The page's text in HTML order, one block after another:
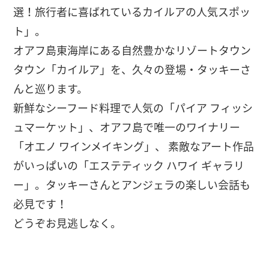
選！旅行者に喜ばれているカイルアの人気スポッ
ト」。
オアフ島東海岸にある自然豊かなリゾートタウン
タウン「カイルア」を、久々の登場・タッキーさ
んと巡ります。
新鮮なシーフード料理で人気の「パイア フィッシ
ュマーケット」、オアフ島で唯一のワイナリー
「オエノ ワインメイキング」、 素敵なアート作品
がいっぱいの「エステティック ハワイ ギャラリ
ー」。タッキーさんとアンジェラの楽しい会話も
必見です！
どうぞお見逃しなく。